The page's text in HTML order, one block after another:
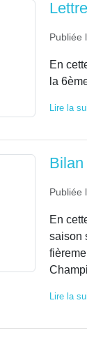
Publiée
En
la
Lire la
Publiée
En
saison
Lire la